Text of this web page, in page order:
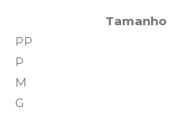
Tamanho
PP
P
M
G